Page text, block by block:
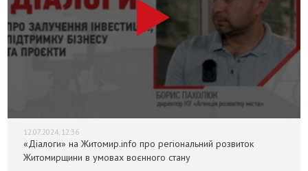
12.07.2024, 12:36
«Діалоги» на Житомир.info про регіональний розвиток
Житомирщини в умовах воєнного стану